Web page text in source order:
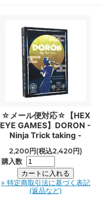
☆メール便対応☆【HEX
EYE GAMES】DORON -
Ninja Trick taking -
2,200円(税込2,420円)
購入数
» 特定商取引法に基づく表記
(返品など)